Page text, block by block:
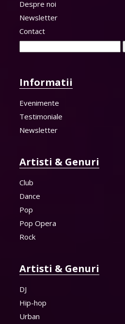
Despre noi
Newsletter
Contact
Informatii
Evenimente
Testimoniale
Newsletter
Artisti & Genuri
Club
Dance
Pop
Pop Opera
Rock
Artisti & Genuri
DJ
Hip-hop
Urban